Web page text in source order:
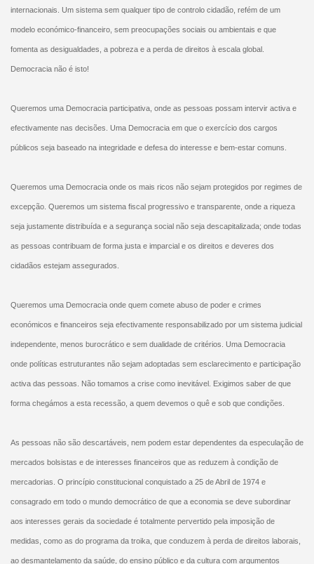
internacionais. Um sistema sem qualquer tipo de controlo cidadão, refém de um
modelo económico-financeiro, sem preocupações sociais ou ambientais e que
fomenta as desigualdades, a pobreza e a perda de direitos à escala global.
Democracia não é isto!
Queremos uma Democracia participativa, onde as pessoas possam intervir activa e
efectivamente nas decisões. Uma Democracia em que o exercício dos cargos
públicos seja baseado na integridade e defesa do interesse e bem-estar comuns.
Queremos uma Democracia onde os mais ricos não sejam protegidos por regimes de
excepção. Queremos um sistema fiscal progressivo e transparente, onde a riqueza
seja justamente distribuída e a segurança social não seja descapitalizada; onde todas
as pessoas contribuam de forma justa e imparcial e os direitos e deveres dos
cidadãos estejam assegurados.
Queremos uma Democracia onde quem comete abuso de poder e crimes
económicos e financeiros seja efectivamente responsabilizado por um sistema judicial
independente, menos burocrático e sem dualidade de critérios. Uma Democracia
onde políticas estruturantes não sejam adoptadas sem esclarecimento e participação
activa das pessoas. Não tomamos a crise como inevitável. Exigimos saber de que
forma chegámos a esta recessão, a quem devemos o quê e sob que condições.
As pessoas não são descartáveis, nem podem estar dependentes da especulação de
mercados bolsistas e de interesses financeiros que as reduzem à condição de
mercadorias. O princípio constitucional conquistado a 25 de Abril de 1974 e
consagrado em todo o mundo democrático de que a economia se deve subordinar
aos interesses gerais da sociedade é totalmente pervertido pela imposição de
medidas, como as do programa da troika, que conduzem à perda de direitos laborais,
ao desmantelamento da saúde, do ensino público e da cultura com argumentos